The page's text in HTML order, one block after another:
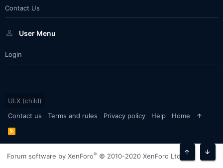
Contact Us
User Menu
Login
UI.X (child)
Contact us
Terms and rules Privacy policy Help Home
R
S
S
Forum software by XenForo® © 2010-2020 XenForo Ltd. Top